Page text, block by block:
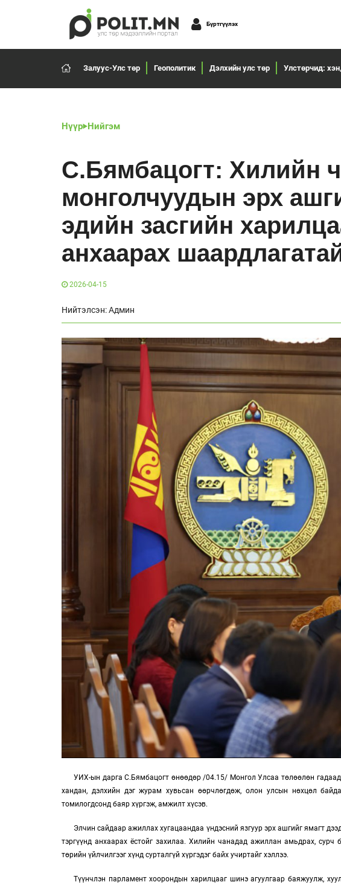
Бүртгүүлэх
Залуус-Улс төр Геополитик Дэлхийн улс төр Улстөрчид:
Нүүр Нийгэм
С.Бямбацогт: Хилийн
монголчуудын эрх
эдийн засгийн
анхаарах
2026-04-15
Нийтэлсэн: Админ
УИХ-ын дарга С.Бямбацогт өнөөдөр /04.15/ Монгол Улсаа төлөөлөн
хандан, дэлхийн дэг журам хувьсан өөрчлөгдөж, олон улсын нөхцөл
томилогдсонд баяр хүргэж, амжилт хүсэв.
Элчин сайдаар ажиллах хугацаандаа үндэсний язгуур эрх ашгийг ямагт
тэргүүнд анхаарах ёстойг захилаа. Хилийн чанадад ажиллан амьдрах, сурч
төрийн үйлчилгээг хүнд сурталгүй хүргэдэг байх учиртайг хэллээ.
Түүнчлэн парламент хоорондын харилцааг шинэ агуулгаар баяжуулж,